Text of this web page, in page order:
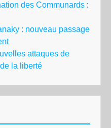
des Communards :
: nouveau passage
attaques de
la liberté